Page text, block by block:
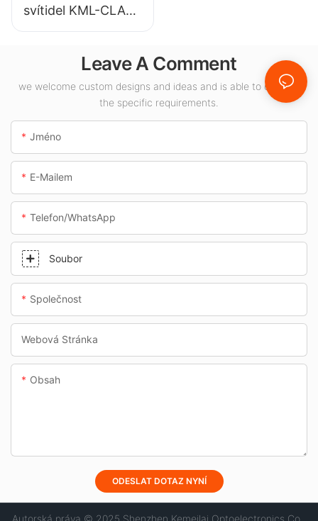
svítidel KML-CLA
100W pro vnitřní
čerpací stanice a
podchody.
Leave A Comment
we welcome custom designs and ideas and is able to cater to
the specific requirements.
Jméno
E-Mailem
Telefon/whatsApp
Soubor
Společnost
Webová Stránka
Obsah
ODESLAT DOTAZ NYNÍ
Autorská práva © 2025 Shenzhen Kemeilai Optoelectronics Co.,